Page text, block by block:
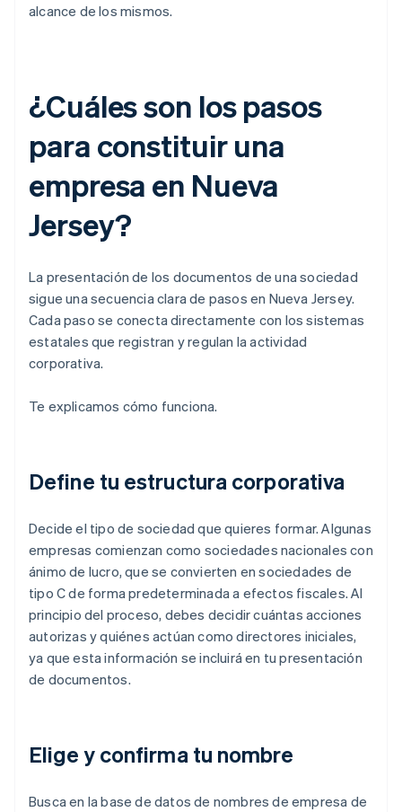
alcance de los mismos.
¿Cuáles son los pasos
para constituir una
empresa en Nueva
Jersey?
La presentación de los documentos de una sociedad
sigue una secuencia clara de pasos en Nueva Jersey.
Cada paso se conecta directamente con los sistemas
estatales que registran y regulan la actividad
corporativa.
Te explicamos cómo funciona.
Define tu estructura corporativa
Decide el tipo de sociedad que quieres formar. Algunas
empresas comienzan como sociedades nacionales con
ánimo de lucro, que se convierten en sociedades de
tipo C de forma predeterminada a efectos fiscales. Al
principio del proceso, debes decidir cuántas acciones
autorizas y quiénes actúan como directores iniciales,
ya que esta información se incluirá en tu presentación
de documentos.
Elige y confirma tu nombre
Busca en la base de datos de nombres de empresa de